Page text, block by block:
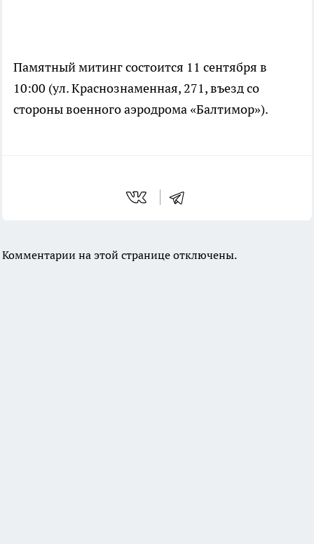
Памятный митинг состоится 11 сентября в
10:00 (ул. Краснознаменная, 271, въезд со
стороны военного аэродрома «Балтимор»).
Комментарии на этой странице отключены.